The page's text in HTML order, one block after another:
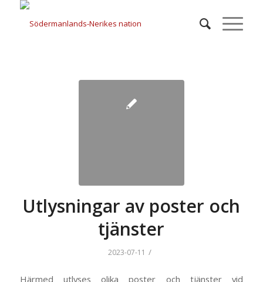
Utlysningar av poster och
tjänster
2023-07-11 /
Härmed utlyses olika poster och tjänster vid